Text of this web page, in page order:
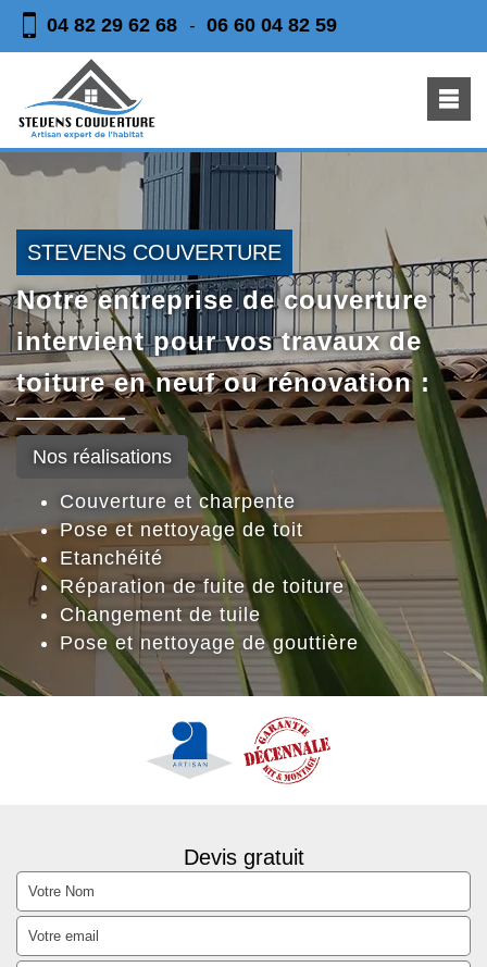
04 82 29 62 68 - 06 60 04 82 59
STEVENS COUVERTURE
Notre entreprise de couverture
intervient pour vos travaux de
toiture en neuf ou rénovation :
Nos réalisations
Couverture et charpente
Pose et nettoyage de toit
Etanchéité
Réparation de fuite de toiture
Changement de tuile
Pose et nettoyage de gouttière
Devis gratuit